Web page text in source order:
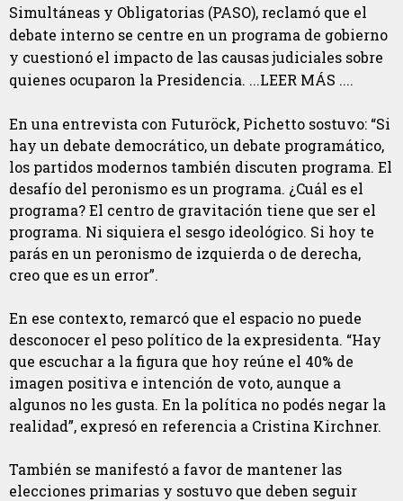
Simultáneas y Obligatorias (PASO), reclamó que el
debate interno se centre en un programa de gobierno
y cuestionó el impacto de las causas judiciales sobre
quienes ocuparon la Presidencia. ...LEER MÁS ....
En una entrevista con Futuröck, Pichetto sostuvo: “Si
hay un debate democrático, un debate programático,
los partidos modernos también discuten programa. El
desafío del peronismo es un programa. ¿Cuál es el
programa? El centro de gravitación tiene que ser el
programa. Ni siquiera el sesgo ideológico. Si hoy te
parás en un peronismo de izquierda o de derecha,
creo que es un error”.
En ese contexto, remarcó que el espacio no puede
desconocer el peso político de la expresidenta. “Hay
que escuchar a la figura que hoy reúne el 40% de
imagen positiva e intención de voto, aunque a
algunos no les gusta. En la política no podés negar la
realidad”, expresó en referencia a Cristina Kirchner.
También se manifestó a favor de mantener las
elecciones primarias y sostuvo que deben seguir